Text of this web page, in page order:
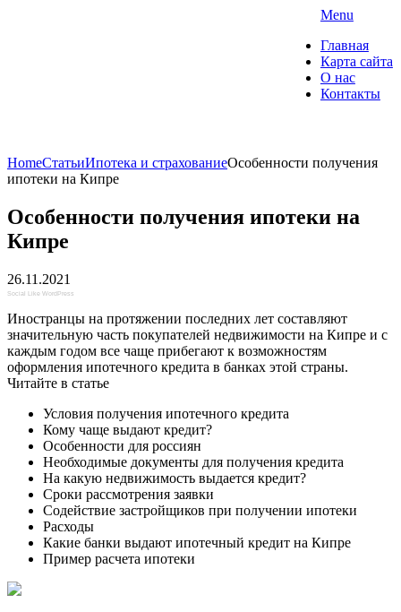
Menu
Главная
Карта сайта
О нас
Контакты
HomeСтатьиИпотека и страхованиеОсобенности получения
ипотеки на Кипре
Особенности получения ипотеки на
Кипре
26.11.2021
Social Like WordPress
Иностранцы на протяжении последних лет составляют
значительную часть покупателей недвижимости на Кипре и с
каждым годом все чаще прибегают к возможностям
оформления ипотечного кредита в банках этой страны.
Читайте в статье
Условия получения ипотечного кредита
Кому чаще выдают кредит?
Особенности для россиян
Необходимые документы для получения кредита
На какую недвижимость выдается кредит?
Сроки рассмотрения заявки
Содействие застройщиков при получении ипотеки
Расходы
Какие банки выдают ипотечный кредит на Кипре
Пример расчета ипотеки